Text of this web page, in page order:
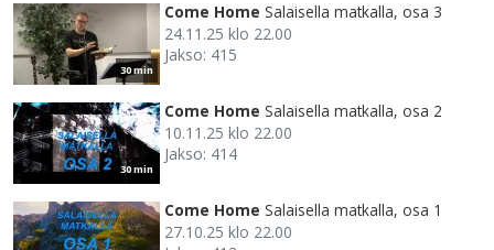
30 min
Come Home Salaisella matkalla, osa 3
24.11.25 klo 22.00
Jakso: 415
30 min
Come Home Salaisella matkalla, osa 2
10.11.25 klo 22.00
Jakso: 414
Come Home Salaisella matkalla, osa 1
27.10.25 klo 22.00